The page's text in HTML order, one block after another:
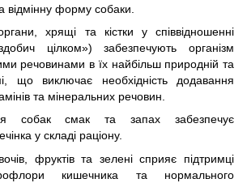
відмінну форму собаки.
хрящі та кістки у співвідношенні
цілком») забезпечують організм
речовинами в їх найбільш природній та
що виключає необхідність додавання
та мінеральних речовин.
собак смак та запах забезпечує
у складі раціону.
фруктів та зелені сприяє підтримці
кишечника та нормального